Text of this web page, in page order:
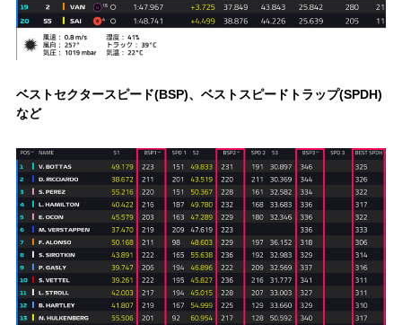
ベストセクタースピード(BSP)、ベストスピードトラップ(SPDH)
など